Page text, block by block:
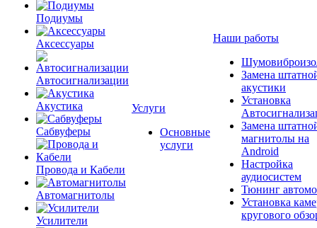
Подиумы
Аксессуары
Автосигнализации
Акустика
Сабвуферы
Провода и Кабели
Автомагнитолы
Усилители
Услуги
Основные
услуги
Наши работы
Замена
акустики
Установка
Замена
магнитолы на
Android
Настройка
аудиосистем
Тюнинг
Установка
кругового